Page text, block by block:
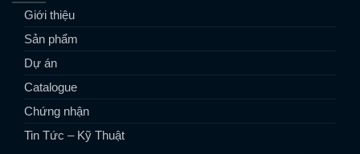
Giới thiệu
Sản phẩm
Dự án
Catalogue
Chứng nhận
Tin Tức – Kỹ Thuật